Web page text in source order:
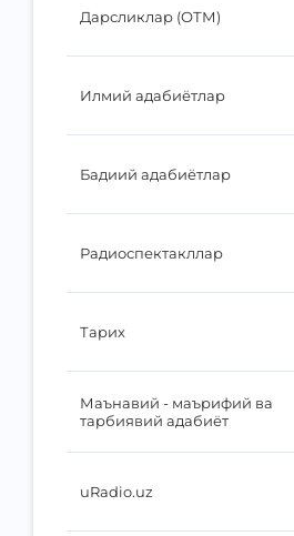
Дарсликлар (ОТМ)
Илмий адабиётлар
Бадиий адабиётлар
Радиоспектакллар
Тарих
Маънавий - маърифий ва
тарбиявий адабиёт
uRadio.uz